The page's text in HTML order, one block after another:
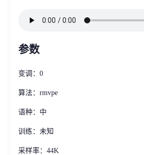
参数
变调：0
算法：rmvpe
语种：中
训练：未知
采样率：44K